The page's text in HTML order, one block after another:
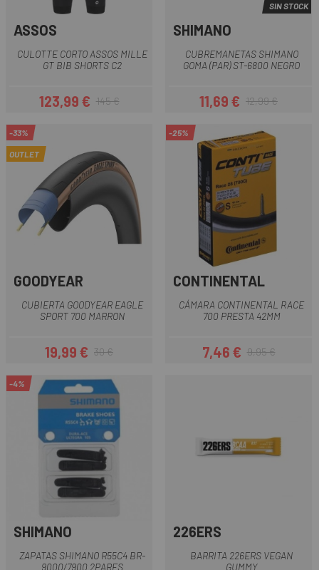
ASSOS
CULOTTE CORTO ASSOS MILLE
GT BIB SHORTS C2
Precio
123,99 €Precio regular
145 €
SIN STOCK
SHIMANO
CUBREMANETAS SHIMANO
GOMA (PAR) ST-6800 NEGRO
Precio
11,69 €Precio regular
12,99 €
-33%
OUTLET
GOODYEAR
CUBIERTA GOODYEAR EAGLE
SPORT 700 MARRON
Precio
19,99 €Precio regular
30 €
-25%
CONTINENTAL
CÁMARA CONTINENTAL RACE
700 PRESTA 42MM
Precio
7,46 €Precio regular
9,95 €
-4%
SHIMANO
ZAPATAS SHIMANO R55C4 BR-
9000/7900 2PARES
226ERS
BARRITA 226ERS VEGAN
GUMMY